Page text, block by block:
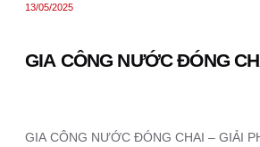
13/05/2025
GIA CÔNG NƯỚC ĐÓNG
GIA CÔNG NƯỚC ĐÓNG CHAI – GIẢI